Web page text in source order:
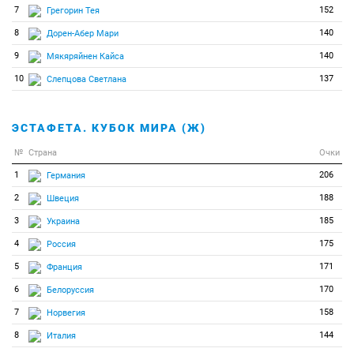
7 Грегорин Тея 152
8 Дорен-Абер Мари 140
9 Мякяряйнен Кайса 140
10 Слепцова Светлана 137
ЭСТАФЕТА. КУБОК МИРА (Ж)
№ Страна Очки
1 Германия 206
2 Швеция 188
3 Украина 185
4 Россия 175
5 Франция 171
6 Белоруссия 170
7 Норвегия 158
8 Италия 144